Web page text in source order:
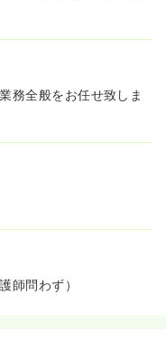
務全般をお任せ致しま
師問わず）